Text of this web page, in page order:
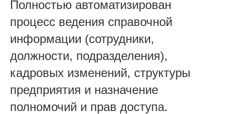
Полностью автоматизирован
процесс ведения справочной
информации (сотрудники,
должности, подразделения),
кадровых изменений, структуры
предприятия и назначение
полномочий и прав доступа.